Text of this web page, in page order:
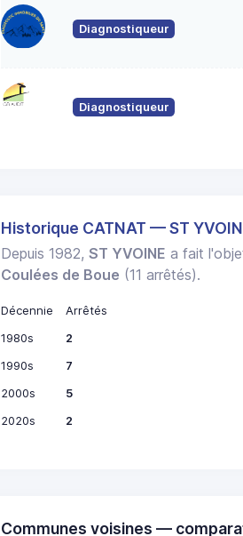
Diagnostiqueur
Diagnostiqueur
Historique CATNAT — ST
Depuis 1982,ST YVOINE a fait
Coulées de Boue (11 arrêtés).
Décennie
Arrêtés
1980s
2
1990s
7
2000s
5
2020s
2
Communes voisines —